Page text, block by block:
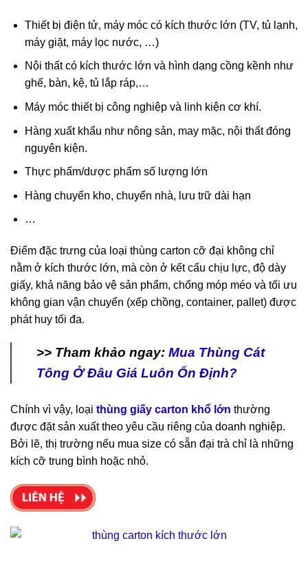
Thiết bị điện tử, máy móc có kích thước lớn (TV, tủ lạnh,
máy giặt, máy lọc nước, …)
Nội thất có kích thước lớn và hình dạng cồng kềnh như
ghế, bàn, kệ, tủ lắp ráp,…
Máy móc thiết bị công nghiệp và linh kiện cơ khí.
Hàng xuất khẩu như nông sản, may mặc, nội thất đóng
nguyên kiện.
Thực phẩm/dược phẩm số lượng lớn
Hàng chuyển kho, chuyển nhà, lưu trữ dài hạn
…
Điểm đặc trưng của loại thùng carton cỡ đại không chỉ
nằm ở kích thước lớn, mà còn ở kết cấu chịu lực, độ dày
giấy, khả năng bảo vệ sản phẩm, chống móp méo và tối ưu
không gian vận chuyển (xếp chồng, container, pallet) được
phát huy tối đa.
>> Tham khảo ngay: Mua Thùng Cát
Tông Ở Đâu Giá Luôn Ổn Định?
Chính vì vậy, loại thùng giấy carton khổ lớn thường
được đặt sản xuất theo yêu cầu riêng của doanh nghiệp.
Bởi lẽ, thị trường nếu mua size có sẵn đại trà chỉ là những
kích cỡ trung bình hoặc nhỏ.